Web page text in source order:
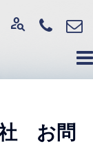
person_search
社 お問